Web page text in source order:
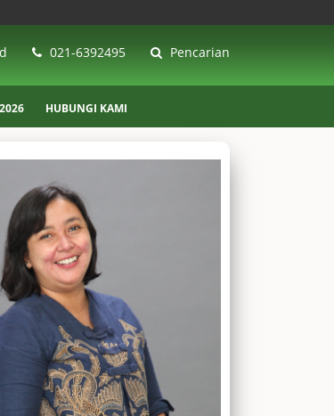
021-6392495 Pencarian
HUBUNGI KAMI